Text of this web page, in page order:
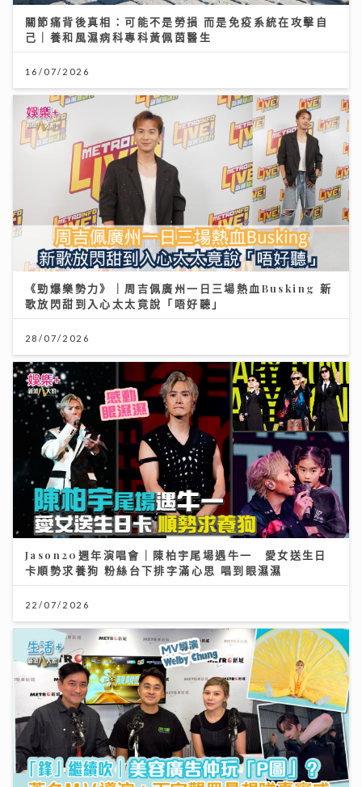
關節痛背後真相：可能不是勞損 而是免疫系統在攻擊自
己｜養和風濕病科專科黃佩茵醫生
16/07/2026
《勁爆樂勢力》｜周吉佩廣州一日三場熱血Busking 新
歌放閃甜到入心太太竟說「唔好聽」
28/07/2026
Jason20週年演唱會｜陳柏宇尾場遇牛一 愛女送生日
卡順勢求養狗 粉絲台下排字滿心思 唱到眼濕濕
22/07/2026